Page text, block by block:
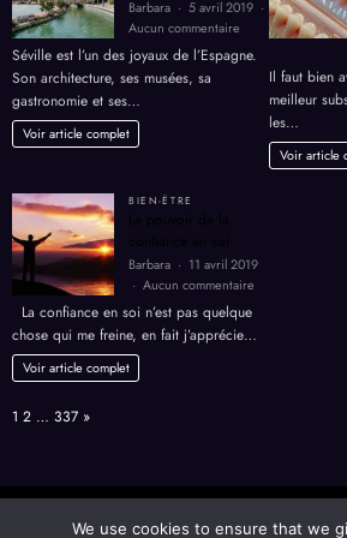
Barbara
5 avril 2019
Aucun commentaire
Séville
Espagne.
Séville est l’un des joyaux de l’Espagne.
Son architecture, ses musées, sa
gastronomie et ses…
Voir article complet
Il faut bien
meilleur
les…
Voir article
BIEN-ËTRE
Le pouvoir de la
confiance en soi
Barbara
11 avril 2019
Aucun commentaire
de
La confiance en soi n’est pas quelque
chose qui me freine, en fait j’apprécie…
Voir article complet
Page:
1 2 … 337 Next
»
We use cookies to ensure that we